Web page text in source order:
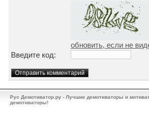
обновить, если не
Введите код:
Рус Демотиватор.ру - Лучшие демотиваторы и
демотиваторы!